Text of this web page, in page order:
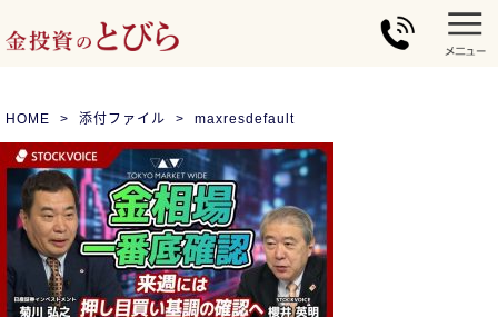
HOME 添付ファイル maxresdefault